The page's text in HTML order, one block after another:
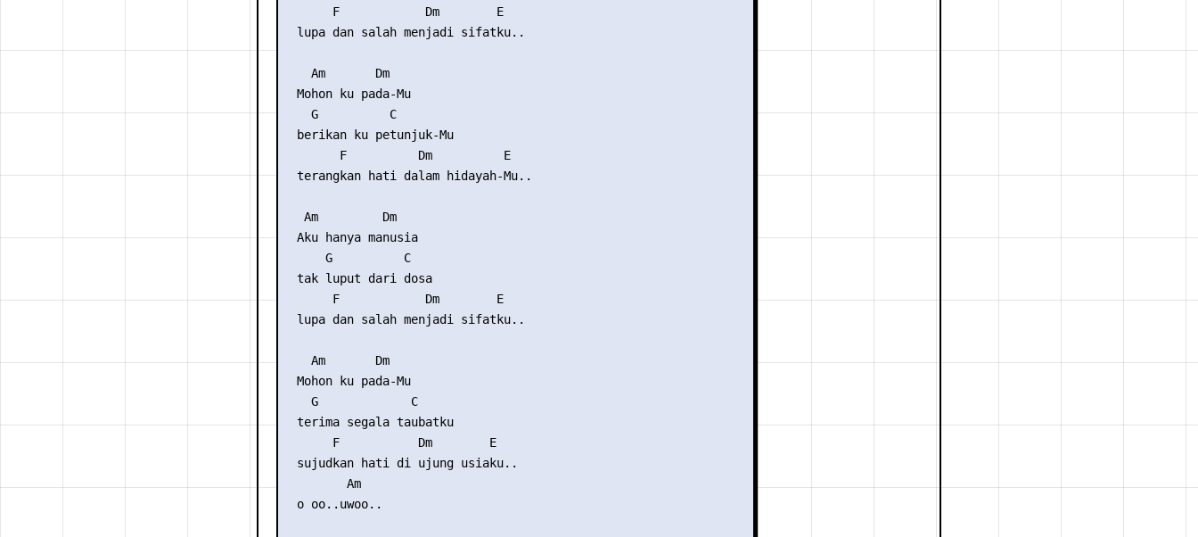
       F            Dm        E
  lupa dan salah menjadi sifatku..
    Am       Dm
  Mohon ku pada-Mu
    G          C
  berikan ku petunjuk-Mu
        F          Dm          E
  terangkan hati dalam hidayah-Mu..
   Am         Dm
  Aku hanya manusia
      G          C
  tak luput dari dosa
       F            Dm        E
  lupa dan salah menjadi sifatku..
    Am       Dm
  Mohon ku pada-Mu
    G             C
  terima segala taubatku
       F           Dm        E
  sujudkan hati di ujung usiaku..
         Am
  o oo..uwoo..